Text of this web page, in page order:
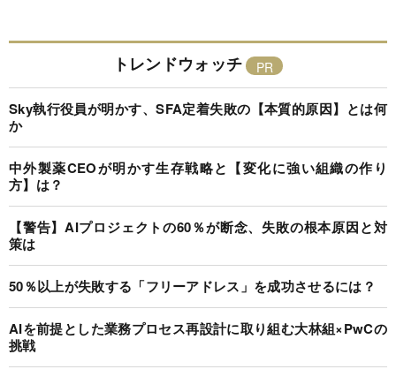
トレンドウォッチ
Sky執行役員が明かす、SFA定着失敗の【本質的原因】とは何
か
中外製薬CEOが明かす生存戦略と【変化に強い組織の作り
方】は？
【警告】AIプロジェクトの60％が断念、失敗の根本原因と対
策は
50％以上が失敗する「フリーアドレス」を成功させるには？
AIを前提とした業務プロセス再設計に取り組む大林組×PwCの
挑戦